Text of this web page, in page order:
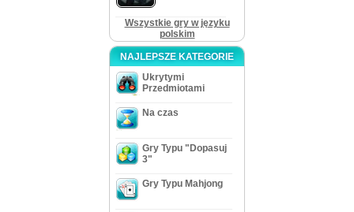
Wszystkie gry w języku
polskim
NAJLEPSZE KATEGORIE
Ukrytymi
Przedmiotami
Na czas
Gry Typu "Dopasuj
3"
Gry Typu Mahjong